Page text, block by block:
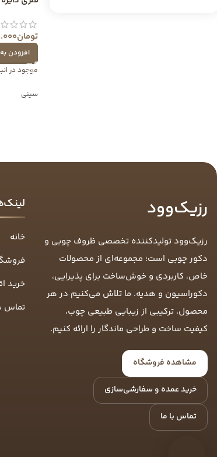
تومان
افزودن
موجود در
سینی
رزیک‌وود
رزیک‌وود تولیدکننده تخصصی ظروف چوبی و
دکور چوبی است؛ مجموعه‌ای از محصولات
خاص، کاربردی و خوش‌ساخت برای پذیرایی،
دکوراسیون و هدیه. ما تلاش می‌کنیم در هر
محصول، ترکیبی از زیبایی طبیعی چوب،
کیفیت ساخت و طراحی ماندگار را ارائه کنیم.
مشاهده فروشگاه
خرید عمده و سفارشی‌سازی
تماس با ما
خانه
خرید
تماس